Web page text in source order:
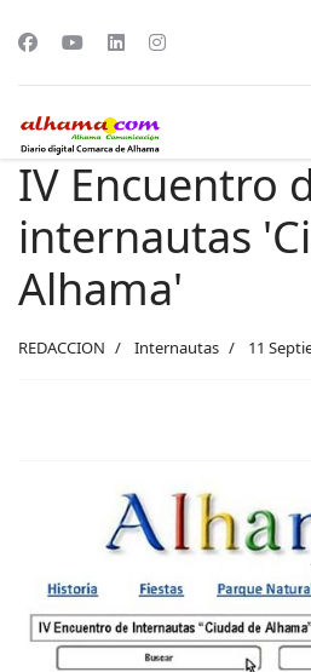
IV Encuentro
internautas
Alhama'
REDACCION Internautas 11